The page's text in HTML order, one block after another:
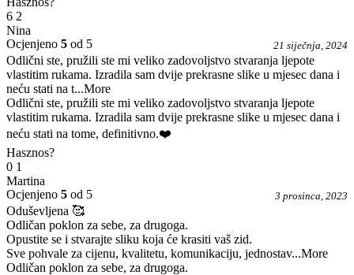
6 2
Nina
Ocjenjeno 5 od 5 21 siječnja, 2024
Odlični ste, pružili ste mi veliko zadovoljstvo stvaranja ljepote
vlastitim rukama. Izradila sam dvije prekrasne slike u mjesec dana i
neću stati na t...More
Odlični ste, pružili ste mi veliko zadovoljstvo stvaranja ljepote
vlastitim rukama. Izradila sam dvije prekrasne slike u mjesec dana i
neću stati na tome, definitivno.❤️
Hasznos?
0 1
Martina
Ocjenjeno 5 od 5 3 prosinca, 2023
Oduševljena 🥰
Odličan poklon za sebe, za drugoga.
Opustite se i stvarajte sliku koja će krasiti vaš zid.
Sve pohvale za cijenu, kvalitetu, komunikaciju, jednostav...More
Odličan poklon za sebe, za drugoga.